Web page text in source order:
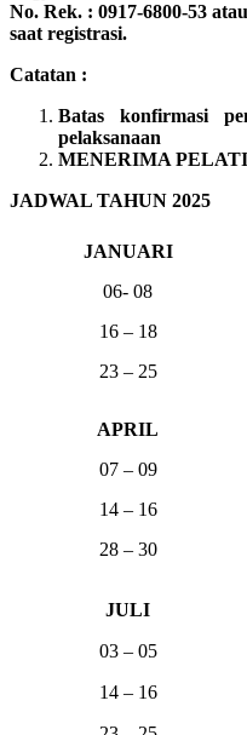
No. Rek. : 0917-6800-53
saat registrasi.
Catatan :
Batas konfirmasi
pelaksanaan
MENERIMA
JADWAL TAHUN 2025
JANUARI
06- 08
16 – 18
23 – 25
APRIL
07 – 09
14 – 16
28 – 30
JULI
03 – 05
14 – 16